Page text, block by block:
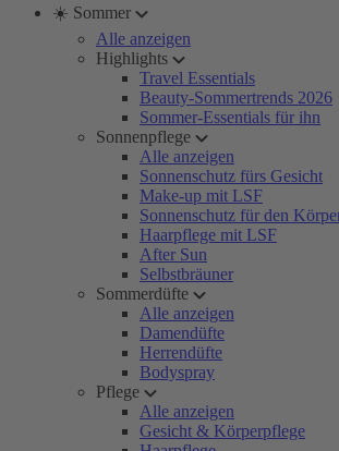
☀️ Sommer
Alle anzeigen
Highlights
Travel Essentials
Beauty-Sommertrends 2026
Sommer-Essentials für ihn
Sonnenpflege
Alle anzeigen
Sonnenschutz fürs Gesicht
Make-up mit LSF
Sonnenschutz für den
Haarpflege mit LSF
After Sun
Selbstbräuner
Sommerdüfte
Alle anzeigen
Damendüfte
Herrendüfte
Bodyspray
Pflege
Alle anzeigen
Gesicht & Körperpflege